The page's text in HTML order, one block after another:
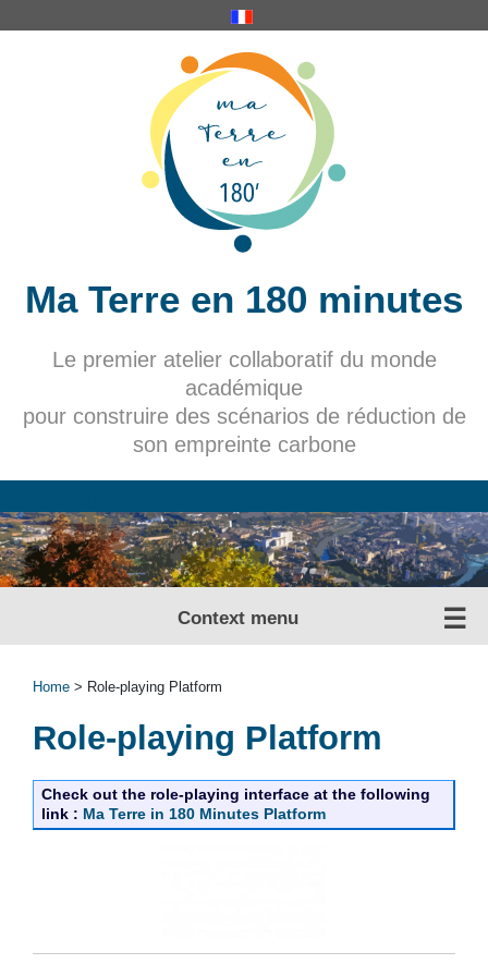
Ma Terre en 180 minutes
Le premier atelier collaboratif du monde
académique
pour construire des scénarios de réduction de
son empreinte carbone
Context menu
Home > Role-playing Platform
Role-playing Platform
Check out the role-playing interface at the following
link : Ma Terre in 180 Minutes Platform